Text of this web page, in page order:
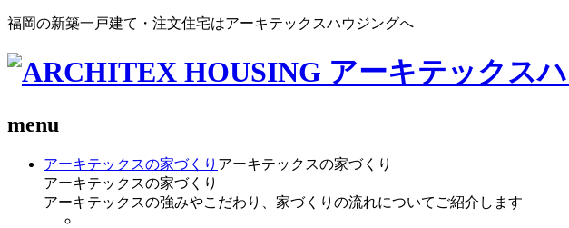
福岡の新築一戸建て・注文住宅はアーキテックスハウジングへ
menu
アーキテックスの家づくり アーキテックスの家づくり
アーキテックスの家づくり
アーキテックスの強みやこだわり、家づくりの流れについてご紹介します